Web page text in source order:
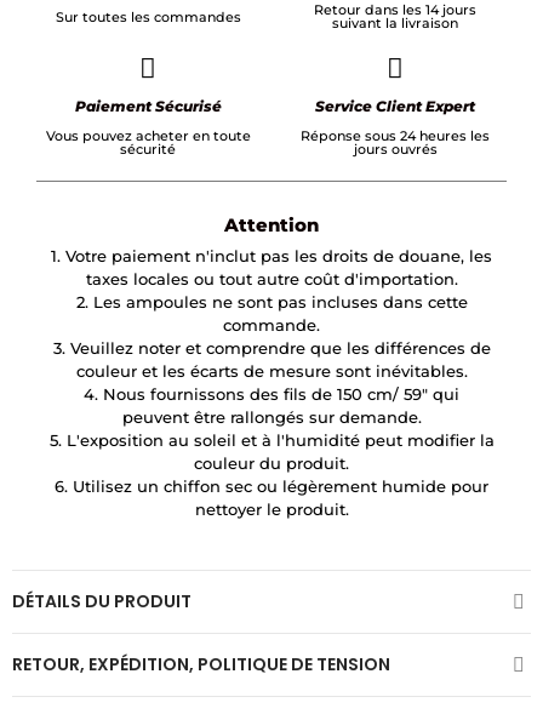
Sur toutes les commandes Retour dans les 14 jours
suivant la livraison
Paiement Sécurisé
Vous pouvez acheter en toute
sécurité
Service Client Expert
Réponse sous 24 heures les
jours ouvrés
Attention
1. Votre paiement n'inclut pas les droits de douane, les
taxes locales ou tout autre coût d'importation.
2. Les ampoules ne sont pas incluses dans cette
commande.
3. Veuillez noter et comprendre que les différences de
couleur et les écarts de mesure sont inévitables.
4. Nous fournissons des fils de 150 cm/ 59″ qui
peuvent être rallongés sur demande.
5. L'exposition au soleil et à l'humidité peut modifier la
couleur du produit.
6. Utilisez un chiffon sec ou légèrement humide pour
nettoyer le produit.
DÉTAILS DU PRODUIT
RETOUR, EXPÉDITION, POLITIQUE DE TENSION